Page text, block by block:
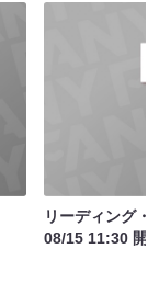
リーディング・
08/15 11:30 開